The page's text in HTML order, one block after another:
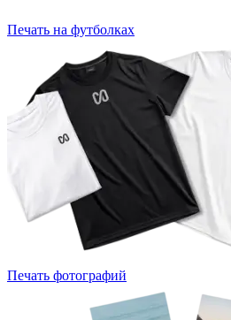
Печать на футболках
Печать фотографий